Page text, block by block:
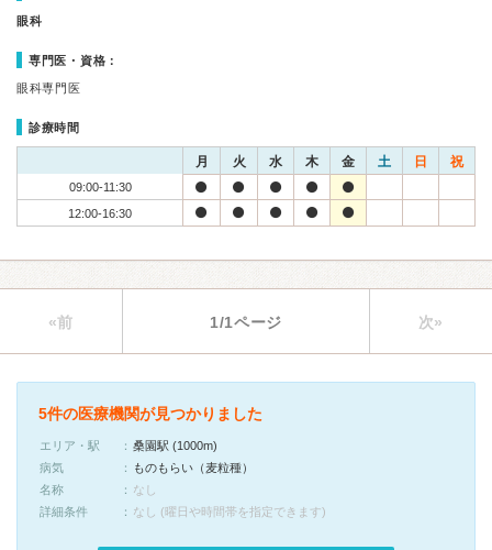
眼科
専門医・資格：
眼科専門医
診療時間
月 火 水 木 金 土 日 祝
09:00-11:30
12:00-16:30
«前 1/1ページ 次»
5件の医療機関が見つかりました
エリア・駅
桑園駅 (1000m)
病気
ものもらい（麦粒種）
名称
なし
詳細条件
なし (曜日や時間帯を指定できます)